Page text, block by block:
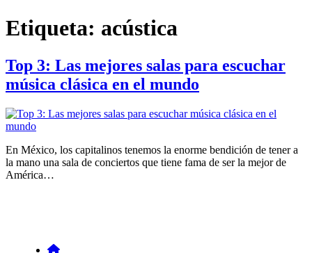
Etiqueta: acústica
Top 3: Las mejores salas para escuchar
música clásica en el mundo
En México, los capitalinos tenemos la enorme bendición de tener a
la mano una sala de conciertos que tiene fama de ser la mejor de
América…